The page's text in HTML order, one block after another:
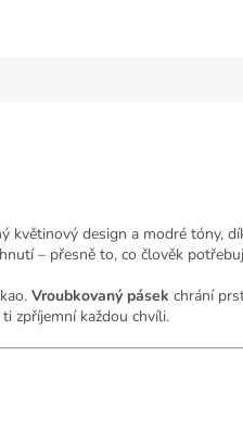
květinový design a modré tóny,
– přesně to, co člověk
Vroubkovaný pásek chrání
zpříjemní každou chvíli.